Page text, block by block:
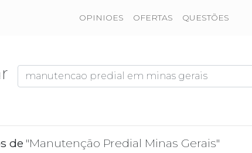
OPINIOES OFERTAS QUESTÕES
de "Manutenção Predial Minas Gerais"